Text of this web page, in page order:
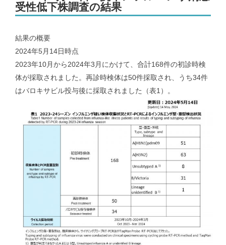
都道府県別のCOVID-19患者推移｜COVID-19 patients at prefecture
新潟県および新潟市のCOVID-19の実効再生産数｜COVID-19
effective reproduction number at Niigata
インフルエンザ | Influenza virus
抗インフルエンザ剤感受性低下株調査｜Antiviral Susceptibility
受性低下株調査の結果
結果の概要
2024年5月14日時点
2023年10月から2024年3月にかけて、合計168件の初診時検
体が採取されました。再診時検体は50件採取され、うち34件
はバロキサビル投与後に採取されました（表1）。